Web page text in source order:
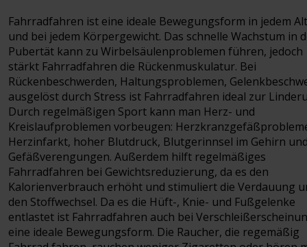
Fahrradfahren ist eine ideale Bewegungsform in jedem
und bei jedem Körpergewicht. Das schnelle Wachstum in
Pubertät kann zu Wirbelsäulenproblemen führen, jedoch
stärkt Fahrradfahren die Rückenmuskulatur. Bei
Rückenbeschwerden, Haltungsproblemen,
ausgelöst durch Stress ist Fahrradfahren ideal zur
Durch regelmäßigen Sport kann man Herz- und
Kreislaufproblemen vorbeugen:
Herzinfarkt, hoher Blutdruck, Blutgerinnsel im Gehirn
Gefäßverengungen. Außerdem hilft regelmäßiges
Fahrradfahren bei Gewichtsreduzierung, da es den
Kalorienverbrauch erhöht und stimuliert die Verdauung
den Stoffwechsel. Da es die Hüft-, Knie- und Fußgelenke
entlastet ist Fahrradfahren auch bei
eine ideale Bewegungsform. Die Raucher, die regemäßig